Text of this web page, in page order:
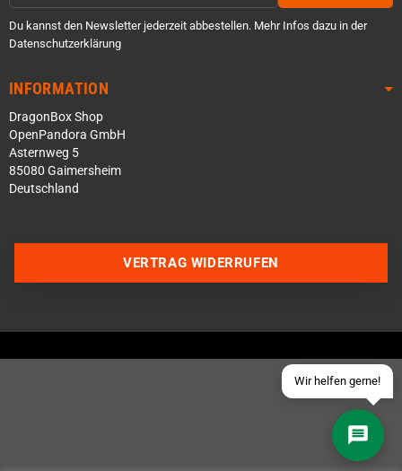
Du kannst den Newsletter jederzeit abbestellen. Mehr Infos dazu in der
Datenschutzerklärung
INFORMATION
DragonBox Shop
OpenPandora GmbH
Asternweg 5
85080 Gaimersheim
Deutschland
Wir helfen gerne!
Schick uns eine eMail
VERTRAG WIDERRUFEN